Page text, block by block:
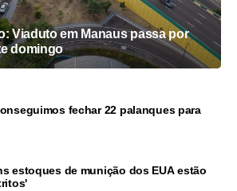
Viaduto em Manaus passa por
domingo
fechar 22 palanques para
estoques de munição dos EUA estão